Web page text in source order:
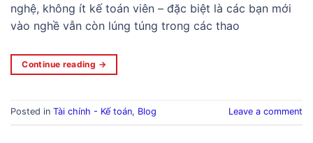
nghệ, không ít kế toán viên – đặc biệt là các bạn mới
vào nghề vẫn còn lúng túng trong các thao
Continue reading →
Posted in Tài chính - Kế toán, Blog Leave a comment